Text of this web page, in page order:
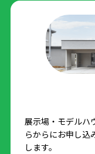
展示場・モデルハ
らからにお申し込
します。